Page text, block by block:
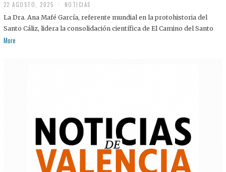
22 AGOSTO, 2025
2
A
G
NOTICIAS
La Dra. Ana Mafé García, referente mundial en la protohistoria del
Santo Cáliz, lidera la consolidación científica de El Camino del Santo
More